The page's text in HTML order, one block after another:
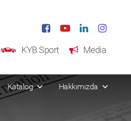
KYB Sport Media
Katalog Hakkımızda